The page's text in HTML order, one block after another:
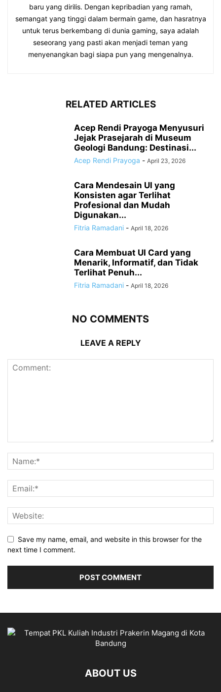
baru yang dirilis. Dengan kepribadian yang ramah,
semangat yang tinggi dalam bermain game, dan hasratnya
untuk terus berkembang di dunia gaming, saya adalah
seseorang yang pasti akan menjadi teman yang
menyenangkan bagi siapa pun yang mengenalnya.
RELATED ARTICLES
Acep Rendi Prayoga Menyusuri
Jejak Prasejarah di Museum
Geologi Bandung: Destinasi...
Acep Rendi Prayoga - April 23, 2026
Cara Mendesain UI yang
Konsisten agar Terlihat
Profesional dan Mudah
Digunakan...
Fitria Ramadani - April 18, 2026
Cara Membuat UI Card yang
Menarik, Informatif, dan Tidak
Terlihat Penuh...
Fitria Ramadani - April 18, 2026
NO COMMENTS
LEAVE A REPLY
Save my name, email, and website in this browser for the
next time I comment.
ABOUT US